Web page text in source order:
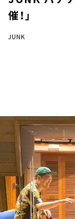
お知らせ
イベント
YouTube
会社情報
催！」
JUNK